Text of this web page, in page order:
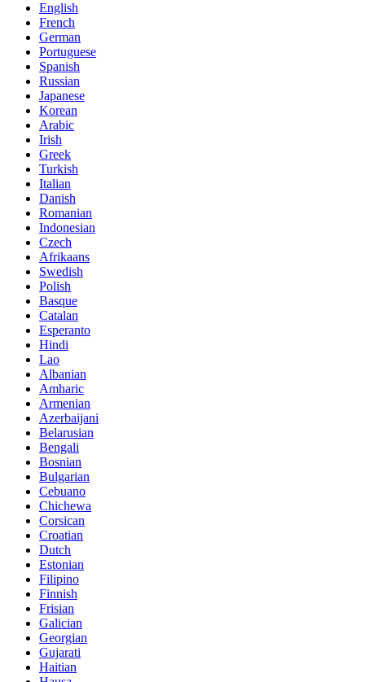
English
French
German
Portuguese
Spanish
Russian
Japanese
Korean
Arabic
Irish
Greek
Turkish
Italian
Danish
Romanian
Indonesian
Czech
Afrikaans
Swedish
Polish
Basque
Catalan
Esperanto
Hindi
Lao
Albanian
Amharic
Armenian
Azerbaijani
Belarusian
Bengali
Bosnian
Bulgarian
Cebuano
Chichewa
Corsican
Croatian
Dutch
Estonian
Filipino
Finnish
Frisian
Galician
Georgian
Gujarati
Haitian